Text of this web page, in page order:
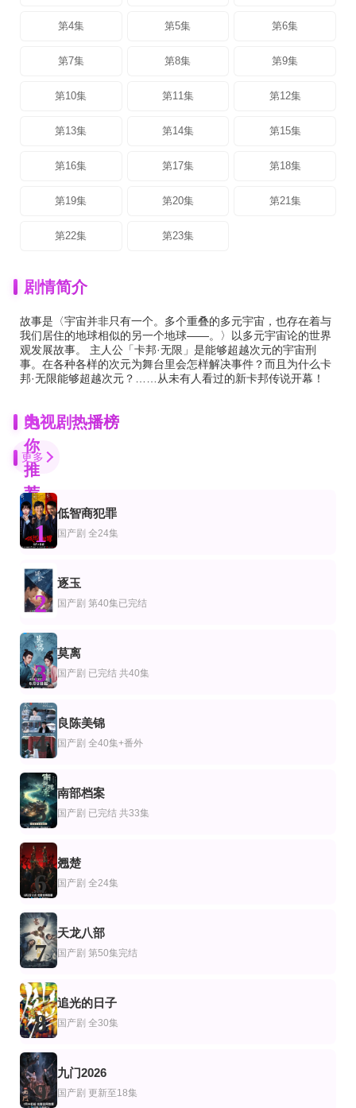
第4集 第5集 第6集
第7集 第8集 第9集
第10集 第11集 第12集
第13集 第14集 第15集
第16集 第17集 第18集
第19集 第20集 第21集
第22集 第23集
剧情简介
故事是〈宇宙并非只有一个。多个重叠的多元宇宙，也存在着与
我们居住的地球相似的另一个地球――。〉以多元宇宙论的世界
观发展故事。 主人公「卡邦·无限」是能够超越次元的宇宙刑
事。在各种各样的次元为舞台里会怎样解决事件？而且为什么卡
邦·无限能够超越次元？……从未有人看过的新卡邦传说开幕！
为
你
推
荐
更新第12集
即使成为大人
全集
父母不是吸血包
全集
余生尽予她
更新至03集
未婚欺诈我所不知他的真面目
连载中 连载到4集
Crossroad救命救急的约定
已完结 共8集
草原上的小木屋2026
已完结
绝叫
尾野真千子,安田显,小西真奈美,片桐仁,前川泰之,小柳友,郭智博,滨津隆之,奥贯薫,
完结
普法栏目剧
屠化,王筱磊
已完结 共24集
陆军野战医院第一季
阿伦·阿尔达,杰米·法尔,洛丽泰·斯威
全集
心有葵花向日倾
王奕然＆王燕飞
全集
你们一群练武的，非惹我一个修仙的
陈贤宇＆杨嘉佳
全集
一觉醒来就成了千古一帝
董劭辉＆张艺霖
已完结 共2集
十字水·一条溪流的朋友圈
钱喻
完结
风与星光是归途
王钧浩,余逸蕾,吉禹梦,董星岩,佟小虎,赵婉鹭山,丁洋,潘元甲
已完结
主妇的觉醒
白旭含,潘小雪,樊驿宁
电视剧热播榜
更多
1
低智商犯罪
国产剧 全24集
2
逐玉
国产剧 第40集已完结
3
莫离
国产剧 已完结 共40集
4
良陈美锦
国产剧 全40集+番外
5
南部档案
国产剧 已完结 共33集
6
翘楚
国产剧 全24集
7
天龙八部
国产剧 第50集完结
8
追光的日子
国产剧 全30集
9
九门2026
国产剧 更新至18集